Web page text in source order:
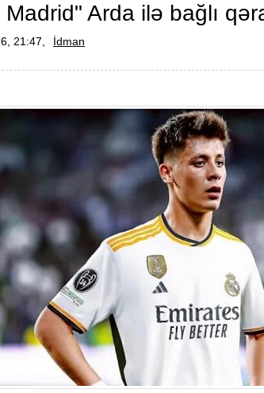
Arda ilə bağlı
21:47, İdman